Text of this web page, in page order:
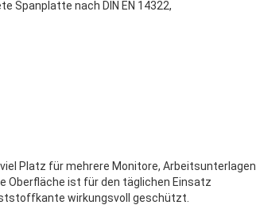
Spanplatte nach DIN EN 14322,
Platz für mehrere Monitore, Arbeitsunterlagen
Oberfläche ist für den täglichen Einsatz
wirkungsvoll geschützt.